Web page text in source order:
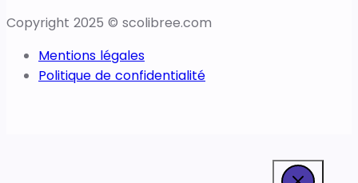
Copyright 2025 © scolibree.com
Mentions légales
Politique de confidentialité